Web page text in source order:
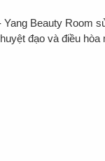
Yang Beauty Room
huyệt đạo và điều